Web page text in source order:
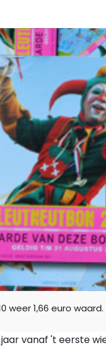
weer 1,66 euro waard.
jaar vanaf 't eerste